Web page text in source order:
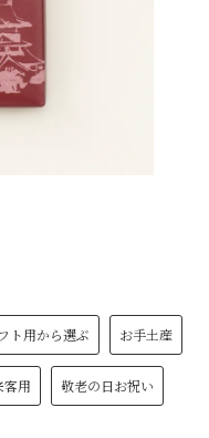
ト用から選ぶ お手土産
客用 敬老の日お祝い